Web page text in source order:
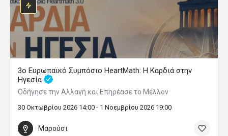
3ο Ευρωπαϊκό Συμπόσιο HeartMath: Η Καρδιά στην
Ηγεσία
Οδήγησε την Αλλαγή και Επηρέασε το Μέλλον
30 Οκτωβρίου 2026 14:00 - 1 Νοεμβρίου 2026 19:00
Μαρούσι